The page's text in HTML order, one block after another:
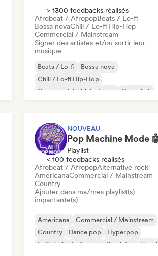
> 1300 feedbacks réalisés
Afrobeat / AfropopBeats / Lo-fi
Bossa novaChill / Lo-fi Hip-Hop
Commercial / Mainstream
Signer des artistes et/ou sortir leur
musique
Beats / Lo-fi
Bossa nova
Chill / Lo-fi Hip-Hop
Commercial / Mainstream
Dancehall
NOUVEAU
Playlist
< 100 feedbacks réalisés
Afrobeat / AfropopAlternative rock
AmericanaCommercial / Mainstream
Country
Ajouter dans ma/mes playlist(s)
impactante(s)
Americana
Commercial / Mainstream
Country
Dance pop
Hyperpop
Indie folk
Indie pop Pop international